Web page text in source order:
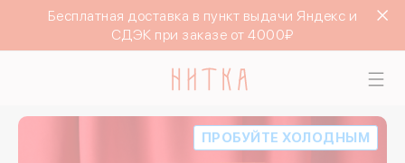
Бесплатная доставка в пункт выдачи Яндекс и
СДЭК при заказе от 4000₽
ПРОБУЙТЕ ХОЛОДНЫМ